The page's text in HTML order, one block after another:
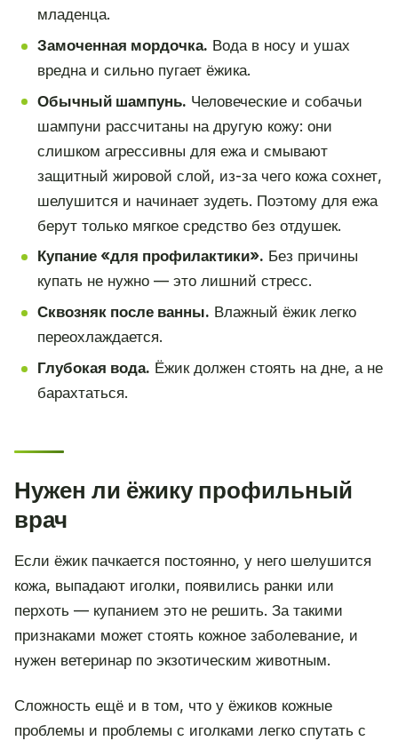
младенца.
Замоченная мордочка. Вода в носу и ушах
вредна и сильно пугает ёжика.
Обычный шампунь. Человеческие и собачьи
шампуни рассчитаны на другую кожу: они
слишком агрессивны для ежа и смывают
защитный жировой слой, из-за чего кожа сохнет,
шелушится и начинает зудеть. Поэтому для ежа
берут только мягкое средство без отдушек.
Купание «для профилактики». Без причины
купать не нужно — это лишний стресс.
Сквозняк после ванны. Влажный ёжик легко
переохлаждается.
Глубокая вода. Ёжик должен стоять на дне, а не
барахтаться.
Нужен ли ёжику профильный
врач
Если ёжик пачкается постоянно, у него шелушится
кожа, выпадают иголки, появились ранки или
перхоть — купанием это не решить. За такими
признаками может стоять кожное заболевание, и
нужен ветеринар по экзотическим животным.
Сложность ещё и в том, что у ёжиков кожные
проблемы и проблемы с иголками легко спутать с